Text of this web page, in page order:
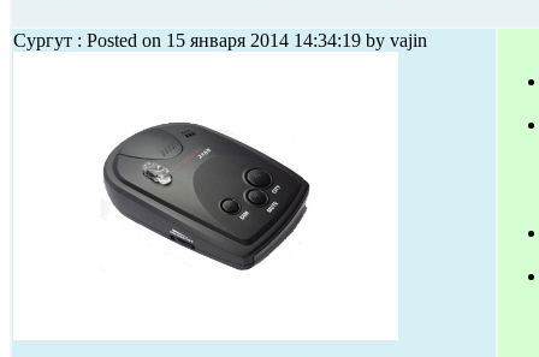
Сургут : Posted on 15 января 2014 14:34:19 by vajin